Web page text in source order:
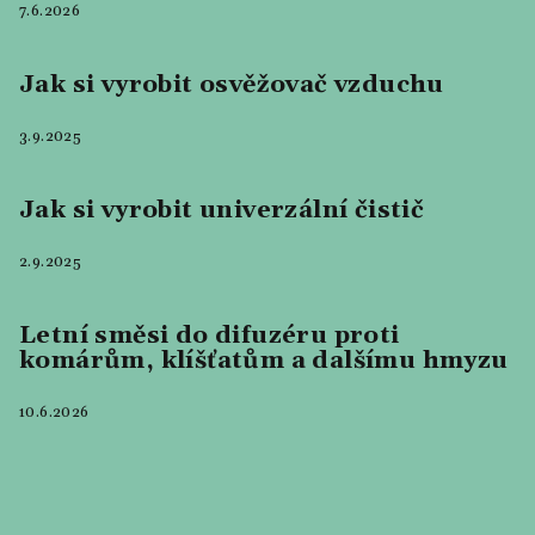
7.6.2026
Jak si vyrobit osvěžovač vzduchu
3.9.2025
Jak si vyrobit univerzální čistič
2.9.2025
Letní směsi do difuzéru proti
komárům, klíšťatům a dalšímu hmyzu
10.6.2026